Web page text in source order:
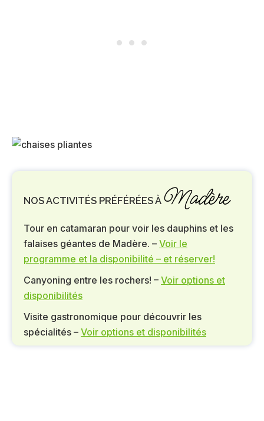
NOS ACTIVITÉS PRÉFÉRÉES À Madère
Tour en catamaran pour voir les dauphins et les
falaises géantes de Madère. – Voir le
programme et la disponibilité – et réserver!
Canyoning entre les rochers! – Voir options et
disponibilités
Visite gastronomique pour découvrir les
spécialités – Voir options et disponibilités